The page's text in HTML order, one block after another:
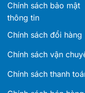
Chính sách bảo mật
thông tin
Chính sách đổi hàng
Chính sách vận
Chính sách thanh